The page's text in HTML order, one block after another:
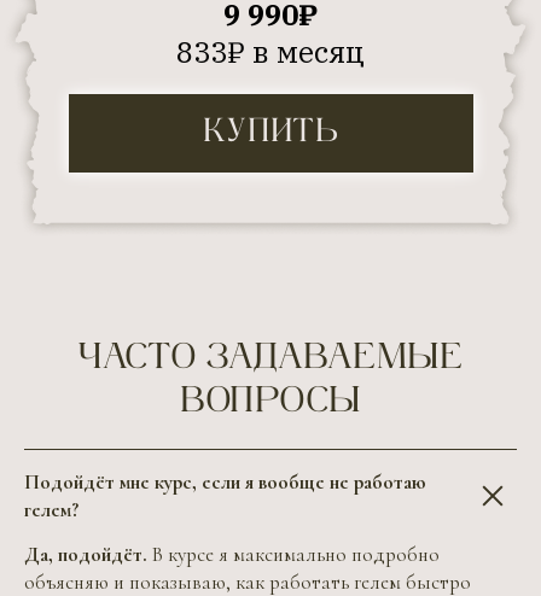
ЧАСТО ЗАДАВАЕМЫЕ
ВОПРОСЫ
Подойдёт мне курс, если я вообще не работаю
гелем?
Да, подойдёт. В курсе я максимально подробно
объясняю и показываю, как работать гелем быстро
INSTAGRAM